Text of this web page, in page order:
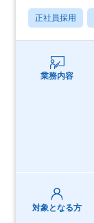
正社員採用
業務内容
対象となる方